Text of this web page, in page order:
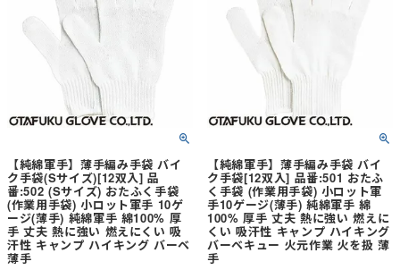
【純綿軍手】薄手編み手袋 バイ
ク手袋(Sサイズ)[12双入] 品
番:502 (Sサイズ) おたふく手袋
(作業用手袋) 小ロット軍手 10ゲ
ージ(薄手) 純綿軍手 綿100% 厚
手 丈夫 熱に強い 燃えにくい 吸
汗性 キャンプ ハイキング バーベ
薄手
【純綿軍手】薄手編み手袋 バイ
ク手袋[12双入] 品番:501 おたふ
く手袋 (作業用手袋) 小ロット軍
手10ゲージ(薄手) 純綿軍手 綿
100% 厚手 丈夫 熱に強い 燃えに
くい 吸汗性 キャンプ ハイキング
バーベキュー 火元作業 火を扱 薄
手